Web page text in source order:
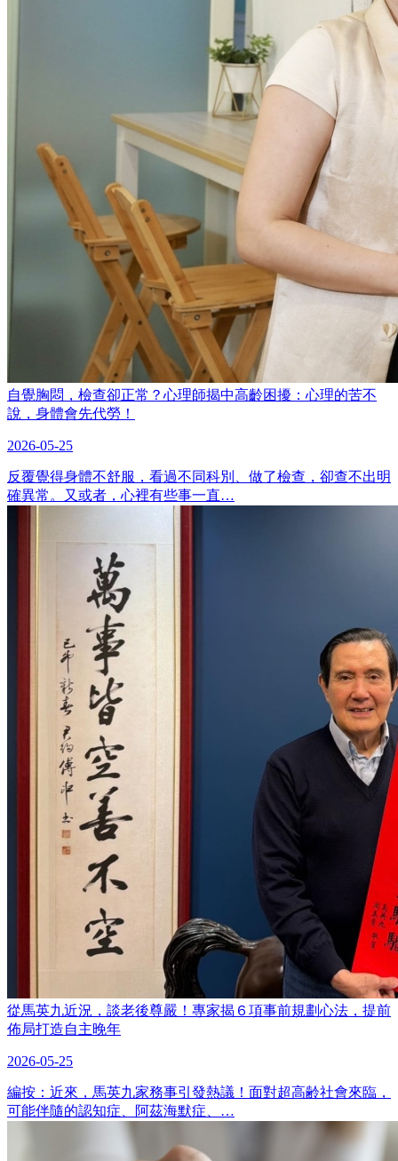
自覺胸悶，檢查卻正常？心理師揭中高齡困擾：心理的苦不
說，身體會先代勞！
2026-05-25
反覆覺得身體不舒服，看過不同科別、做了檢查，卻查不出明
確異常。又或者，心裡有些事一直…
從馬英九近況，談老後尊嚴！專家揭６項事前規劃心法，提前
佈局打造自主晚年
2026-05-25
編按：近來，馬英九家務事引發熱議！面對超高齢社會來臨，
可能伴隨的認知症、阿茲海默症、…